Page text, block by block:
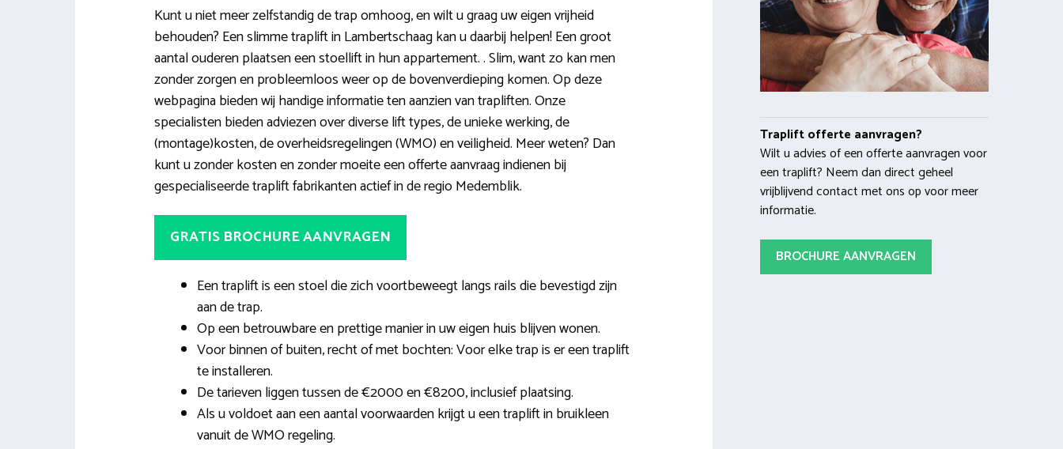
Kunt u niet meer zelfstandig de trap omhoog, en wilt u graag uw eigen vrijheid
behouden? Een slimme traplift in Lambertschaag kan u daarbij helpen! Een groot
aantal ouderen plaatsen een stoellift in hun appartement. . Slim, want zo kan men
zonder zorgen en probleemloos weer op de bovenverdieping komen. Op deze
webpagina bieden wij handige informatie ten aanzien van trapliften. Onze
specialisten bieden adviezen over diverse lift types, de unieke werking, de
(montage)kosten, de overheidsregelingen (WMO) en veiligheid. Meer weten? Dan
kunt u zonder kosten en zonder moeite een offerte aanvraag indienen bij
gespecialiseerde traplift fabrikanten actief in de regio Medemblik.
GRATIS BROCHURE AANVRAGEN
Een traplift is een stoel die zich voortbeweegt langs rails die bevestigd zijn
aan de trap.
Op een betrouwbare en prettige manier in uw eigen huis blijven wonen.
Voor binnen of buiten, recht of met bochten: Voor elke trap is er een traplift
te installeren.
De tarieven liggen tussen de €2000 en €8200, inclusief plaatsing.
Als u voldoet aan een aantal voorwaarden krijgt u een traplift in bruikleen
vanuit de WMO regeling.
Traplift offerte aanvragen?
Wilt u advies of een offerte aanvragen voor
een traplift? Neem dan direct geheel
vrijblijvend contact met ons op voor meer
informatie.
BROCHURE AANVRAGEN